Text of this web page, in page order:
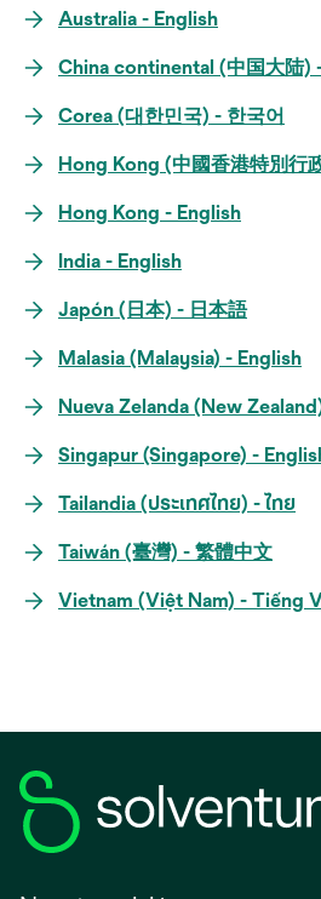
Australia - English
China continental (中国大陆)
Corea (대한민국) - 한국어
Hong Kong (中國香港特別行
Hong Kong - English
India - English
Japón (日本) - 日本語
Malasia (Malaysia) - English
Nueva Zelanda (New
Singapur (Singapore) -
Tailandia (ประเทศไทย) - ไทย
Taiwán (臺灣) - 繁體中文
Vietnam (Việt Nam) - Tiếng